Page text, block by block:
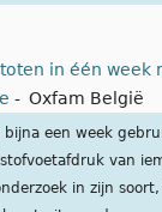
in één
- Oxfam België
een week
van
in zijn